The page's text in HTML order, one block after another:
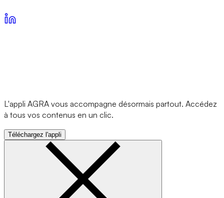
L'appli AGRA vous accompagne désormais partout. Accédez
à tous vos contenus en un clic.
Téléchargez l'appli